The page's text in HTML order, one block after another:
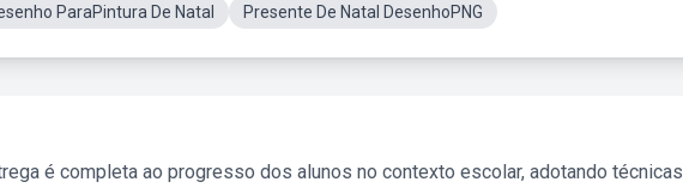
ParaPintura De Natal Presente De Natal DesenhoPNG
é completa ao progresso dos alunos no contexto escolar, adotando técnicas